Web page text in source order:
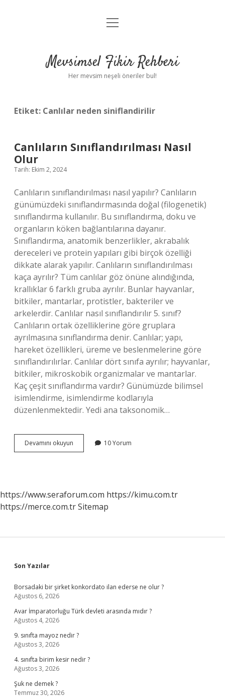
Anasayfa
Yasal Uyarı
menüyü
Mevsimsel Fikir Rehberi
Her mevsim neşeli öneriler bul!
Etiket: Canlılar neden siniflandirilir
Canlıların Sınıflandırılması Nasıl
Olur
Tarih: Ekim 2, 2024
Canlıların sınıflandırılması nasıl yapılır? Canlıların
günümüzdeki sınıflandırmasında doğal (filogenetik)
sınıflandırma kullanılır. Bu sınıflandırma, doku ve
organların köken bağlantılarına dayanır.
Sınıflandırma, anatomik benzerlikler, akrabalık
dereceleri ve protein yapıları gibi birçok özelliği
dikkate alarak yapılır. Canlıların sınıflandırılması
kaça ayrılır? Tüm canlılar göz önüne alındığında,
krallıklar 6 farklı gruba ayrılır. Bunlar hayvanlar,
bitkiler, mantarlar, protistler, bakteriler ve
arkelerdir. Canlılar nasıl sınıflandırılır 5. sınıf?
Canlıların ortak özelliklerine göre gruplara
ayrılmasına sınıflandırma denir. Canlılar; yapı,
hareket özellikleri, üreme ve beslenmelerine göre
sınıflandırılırlar. Canlılar dört sınıfa ayrılır; hayvanlar,
bitkiler, mikroskobik organizmalar ve mantarlar.
Kaç çeşit sınıflandırma vardır? Günümüzde bilimsel
isimlendirme, isimlendirme kodlarıyla
düzenlenmektedir. Yedi ana taksonomik…
Devamını okuyun Canlıların
Sınıflandırılması
10 Yorum
https://www.seraforum.com https://kimu.com.tr
https://merce.com.trSitemap
Sidebar
Son Yazılar
Borsadaki bir şirket konkordato ilan ederse ne olur ?
Ağustos 6, 2026
Avar İmparatorluğu Türk devleti arasında mıdır ?
Ağustos 4, 2026
9. sınıfta mayoz nedir ?
Ağustos 3, 2026
4. sınıfta birim kesir nedir ?
Ağustos 3, 2026
Şuk ne demek ?
Temmuz 30, 2026